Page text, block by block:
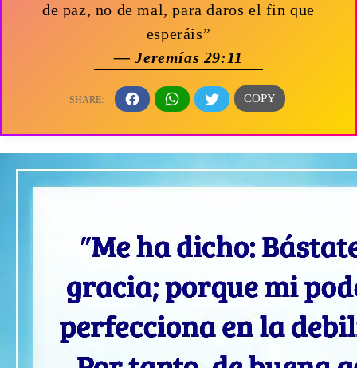
de paz, no de mal, para daros el fin que
esperáis”
— Jeremías 29:11